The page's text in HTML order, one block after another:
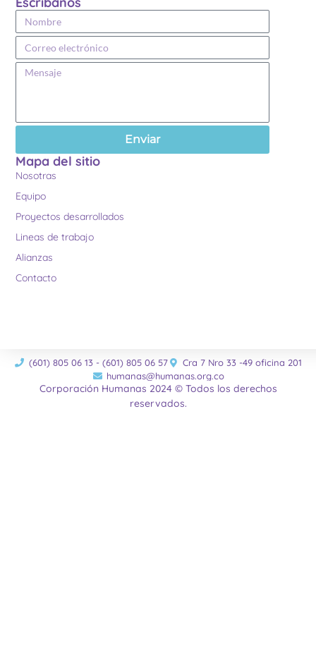
Enviar
Mapa del sitio
Nosotras
Equipo
Proyectos desarrollados
Lineas de trabajo
Alianzas
Contacto
(601) 805 06 13 - (601) 805 06 57
Cra 7 Nro 33 -49 oficina 201
humanas@humanas.org.co
Corporación Humanas 2024 © Todos los derechos
reservados.